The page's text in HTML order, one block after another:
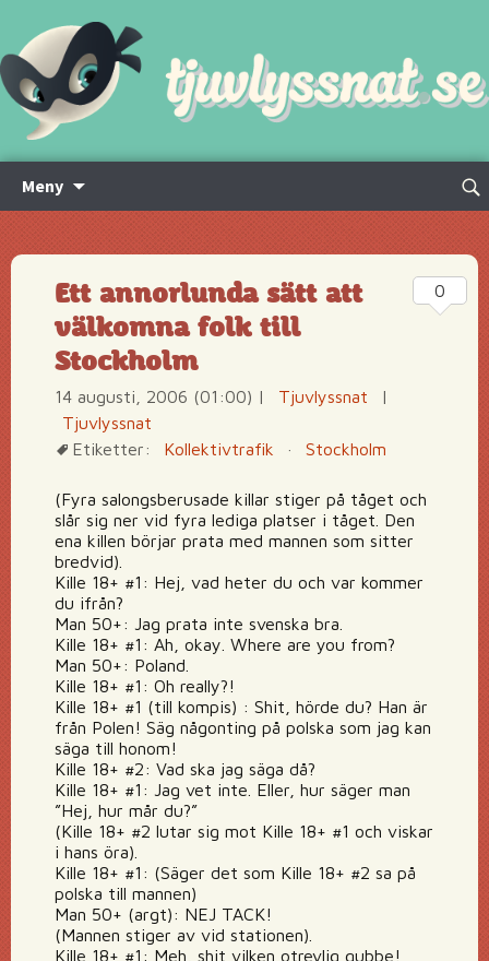
Meny
innehåll
Sök
Ett annorlunda sätt att
välkomna folk till
Stockholm
14 augusti, 2006 (01:00) | Tjuvlyssnat
|
Tjuvlyssnat
Etiketter:
Kollektivtrafik · Stockholm
(Fyra salongsberusade killar stiger på tåget och
slår sig ner vid fyra lediga platser i tåget. Den
ena killen börjar prata med mannen som sitter
bredvid).
Kille 18+ #1: Hej, vad heter du och var kommer
du ifrån?
Man 50+: Jag prata inte svenska bra.
Kille 18+ #1: Ah, okay. Where are you from?
Man 50+: Poland.
Kille 18+ #1: Oh really?!
Kille 18+ #1 (till kompis) : Shit, hörde du? Han är
från Polen! Säg någonting på polska som jag kan
säga till honom!
Kille 18+ #2: Vad ska jag säga då?
Kille 18+ #1: Jag vet inte. Eller, hur säger man
”Hej, hur mår du?”
(Kille 18+ #2 lutar sig mot Kille 18+ #1 och viskar
i hans öra).
Kille 18+ #1: (Säger det som Kille 18+ #2 sa på
polska till mannen)
Man 50+ (argt): NEJ TACK!
(Mannen stiger av vid stationen).
Kille 18+ #1: Meh, shit vilken otrevlig gubbe!
0